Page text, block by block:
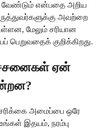
வேண்டும் என்பதை அறிய
அவற்றை
மேலும் சரியான
பெறுவதைக் குறிக்கிறது.
ஏன்
அமைப்பை ஒரே
இதயம், நரம்பு